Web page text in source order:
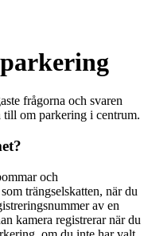
frågorna och svaren
till om parkering i centrum.
och
trängselskatten, när du
av en
kamera registrerar när du